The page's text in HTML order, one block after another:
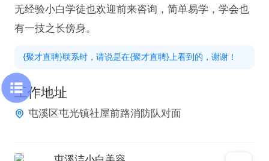
无经验小白学徒也欢迎前来咨询，简单易学，学会也
有一技之长傍身。
{聚才直聘}联系时，请说是在{聚才直聘}上看到的，谢谢！
工作地址
屯溪区屯光镇社屋前路消防队对面